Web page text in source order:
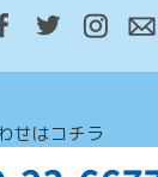
せはコチラ